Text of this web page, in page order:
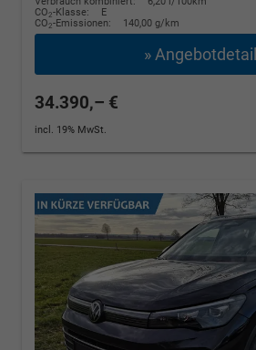
CO2-Klasse:
E
CO2-Emissionen: 140,00 g/km
»
34.390,– €
incl. 19% MwSt.